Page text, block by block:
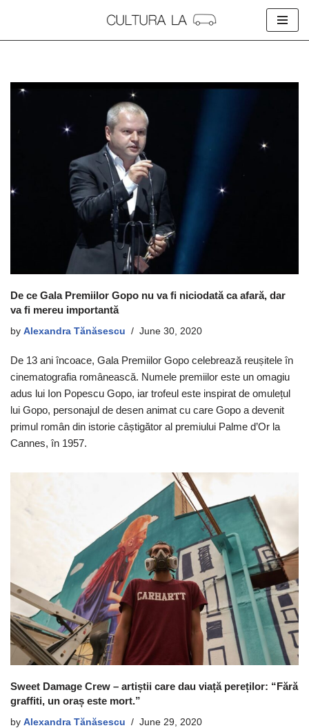
De ce Gala Premiilor Gopo nu va fi niciodată ca afară, dar
va fi mereu importantă
by Alexandra Tănăsescu June 30, 2020
De 13 ani încoace, Gala Premiilor Gopo celebrează reușitele în
cinematografia românească. Numele premiilor este un omagiu
adus lui Ion Popescu Gopo, iar trofeul este inspirat de omulețul
lui Gopo, personajul de desen animat cu care Gopo a devenit
primul român din istorie câștigător al premiului Palme d’Or la
Cannes, în 1957.
Sweet Damage Crew – artiștii care dau viață pereților: “Fără
graffiti, un oraș este mort.”
by Alexandra Tănăsescu June 29, 2020